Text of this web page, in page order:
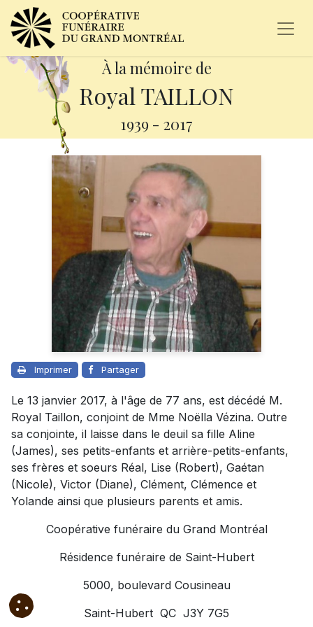
À la mémoire de
Royal TAILLON
1939 - 2017
Imprimer Partager
Le 13 janvier 2017, à l'âge de 77 ans, est décédé M.
Royal Taillon, conjoint de Mme Noëlla Vézina. Outre
sa conjointe, il laisse dans le deuil sa fille Aline
(James), ses petits-enfants et arrière-petits-enfants,
ses frères et soeurs Réal, Lise (Robert), Gaétan
(Nicole), Victor (Diane), Clément, Clémence et
Yolande ainsi que plusieurs parents et amis.
Coopérative funéraire du Grand Montréal
Résidence funéraire de Saint-Hubert
5000, boulevard Cousineau
Saint-Hubert QC J3Y 7G5